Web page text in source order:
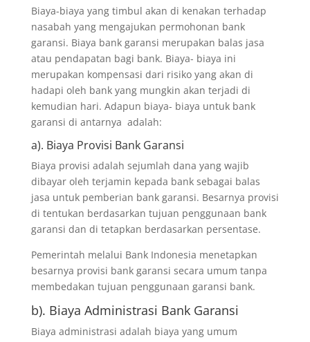
Biaya-biaya yang timbul akan di kenakan terhadap
nasabah yang mengajukan permohonan bank
garansi. Biaya bank garansi merupakan balas jasa
atau pendapatan bagi bank. Biaya- biaya ini
merupakan kompensasi dari risiko yang akan di
hadapi oleh bank yang mungkin akan terjadi di
kemudian hari. Adapun biaya- biaya untuk bank
garansi di antarnya adalah:
a). Biaya Provisi Bank Garansi
Biaya provisi adalah sejumlah dana yang wajib
dibayar oleh terjamin kepada bank sebagai balas
jasa untuk pemberian bank garansi. Besarnya provisi
di tentukan berdasarkan tujuan penggunaan bank
garansi dan di tetapkan berdasarkan persentase.
Pemerintah melalui Bank Indonesia menetapkan
besarnya provisi bank garansi secara umum tanpa
membedakan tujuan penggunaan garansi bank.
b). Biaya Administrasi Bank Garansi
Biaya administrasi adalah biaya yang umum